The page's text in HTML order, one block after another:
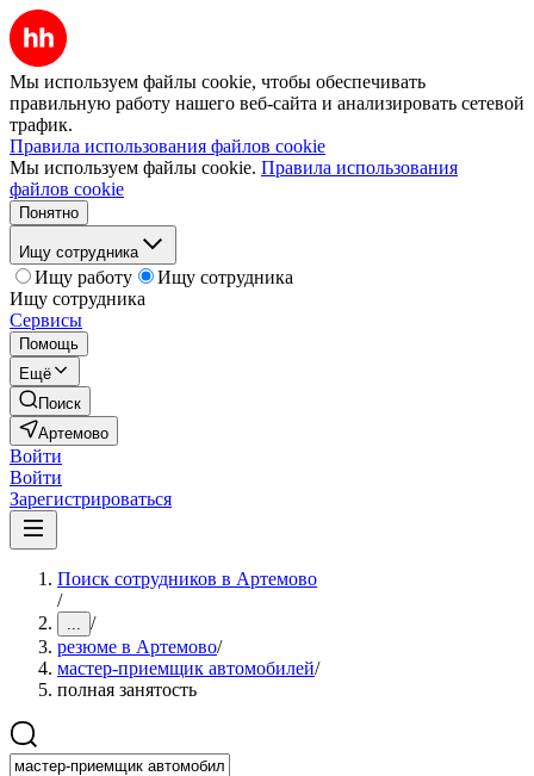
Мы используем файлы cookie, чтобы обеспечивать
правильную работу нашего веб-сайта и анализировать сетевой
трафик.
Правила использования файлов cookie
Мы используем файлы cookie. Правила использования
файлов cookie
Понятно
Ищу сотрудника
Ищу работу
Ищу сотрудника
Ищу сотрудника
Сервисы
Помощь
Ещё
Поиск
Артемово
Войти
Войти
Зарегистрироваться
Поиск сотрудников в Артемово
/
... /
резюме в Артемово/
мастер-приемщик автомобилей/
полная занятость